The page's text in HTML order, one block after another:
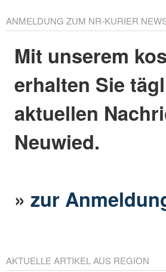
ANMELDUNG ZUM NR-KURIER
Mit unserem
erhalten Sie
aktuellen
Neuwied.
»zur
AKTUELLE ARTIKEL AUS REGION